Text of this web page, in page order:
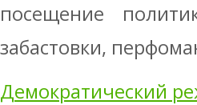
посещение
забастовки,
Демократический